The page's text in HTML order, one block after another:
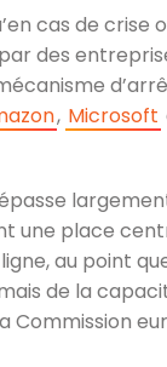
cas de
des
, Microsoft
une place
au point
de la
Commission